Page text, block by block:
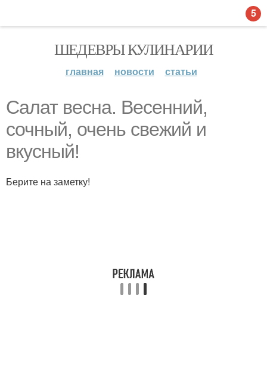
ШЕДЕВРЫ КУЛИНАРИИ
главная новости статьи
Салат весна. Весенний,
сочный, очень свежий и
вкусный!
Берите на заметку!
5